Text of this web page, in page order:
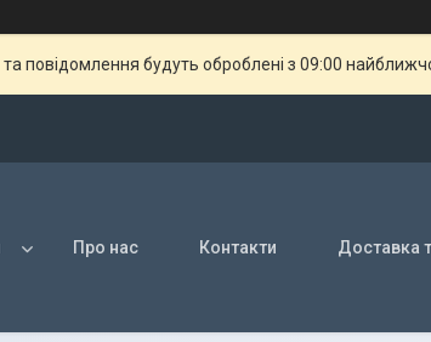
повідомлення будуть оброблені з 09:00
Про нас Контакти Доставка